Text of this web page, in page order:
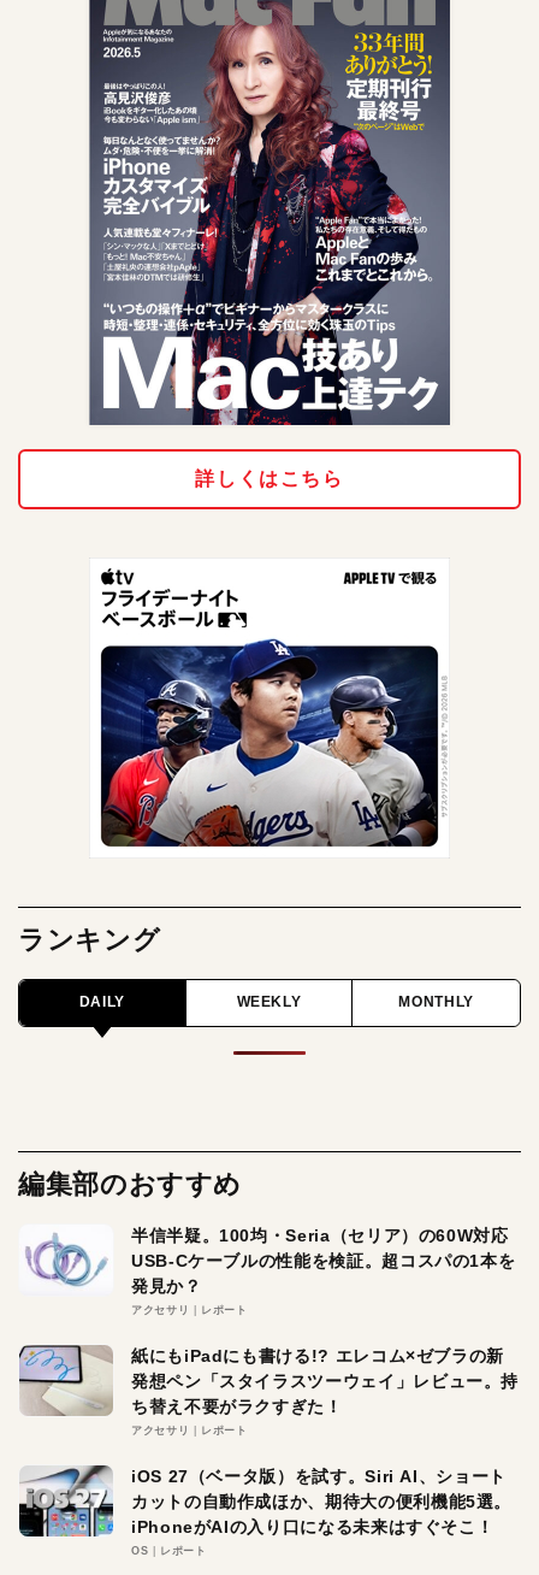
詳しくはこちら
ランキング
DAILY WEEKLY MONTHLY
編集部のおすすめ
半信半疑。100均・Seria（セリア）の60W対応
USB-Cケーブルの性能を検証。超コスパの1本を
発見か？
アクセサリ レポート
紙にもiPadにも書ける!? エレコム×ゼブラの新
発想ペン「スタイラスツーウェイ」レビュー。持
ち替え不要がラクすぎた！
アクセサリ レポート
iOS 27（ベータ版）を試す。Siri AI、ショート
カットの自動作成ほか、期待大の便利機能5選。
iPhoneがAIの入り口になる未来はすぐそこ！
OS レポート